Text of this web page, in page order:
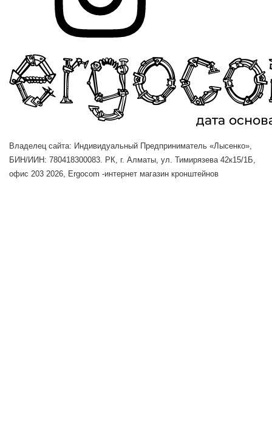
Владелец сайта: Индивидуальный Предприниматель «Лысенко»,
БИН/ИИН: 780418300083. РК, г. Алматы, ул. Тимирязева 42к15/1Б,
офис 203 2026, Ergocom -интернет магазин кронштейнов